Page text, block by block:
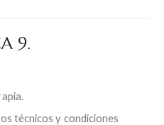
9.
técnicos y condiciones